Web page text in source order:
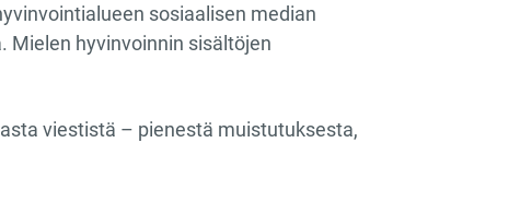
sosiaalisen median
Mielen hyvinvoinnin sisältöjen
viestistä – pienestä muistutuksesta,